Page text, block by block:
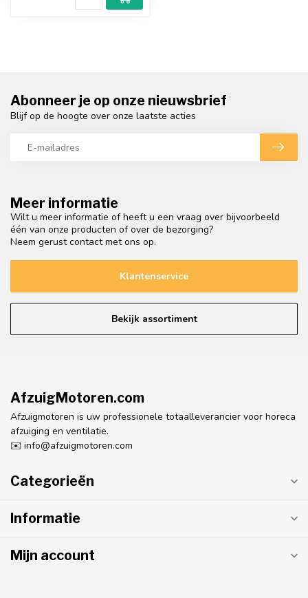
Meer informatie
Wilt u meer informatie of heeft u een vraag over bijvoorbeeld
één van onze producten of over de bezorging?
Neem gerust contact met ons op.
Klantenservice
Bekijk assortiment
Abonneer je op onze nieuwsbrief
Blijf op de hoogte over onze laatste acties
AfzuigMotoren.com
Afzuigmotoren is uw professionele totaalleverancier voor horeca
afzuiging en ventilatie.
✉️ info@afzuigmotoren.com
Categorieën
Informatie
Mijn account